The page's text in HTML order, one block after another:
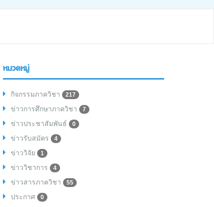
หมวดหมู่
กิจกรรมภาควิชา 217
ข่าวการศึกษาภาควิชา 7
ข่าวประชาสัมพันธ์ 0
ข่าวรับสมัคร 4
ข่าววิจัย 1
ข่าววิชาการ 4
ข่าวสารภาควิชา 55
ประกาศ 0